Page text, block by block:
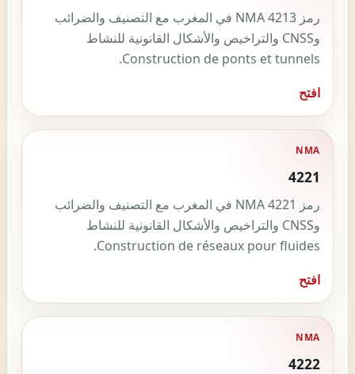
رمز NMA 4213 في المغرب مع التصنيف والضرائب
وCNSS والتراخيص والأشكال القانونية للنشاط
Construction de ponts et tunnels.
افتح
NMA
4221
رمز NMA 4221 في المغرب مع التصنيف والضرائب
وCNSS والتراخيص والأشكال القانونية للنشاط
Construction de réseaux pour fluides.
افتح
NMA
4222